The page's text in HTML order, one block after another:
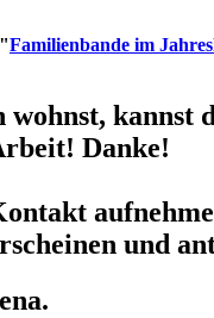
Familienbande im
wohnst,
Danke!
und